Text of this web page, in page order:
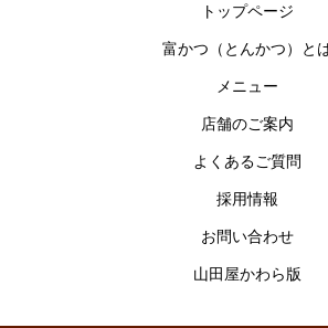
トップページ
富かつ（とんかつ）と
メニュー
店舗のご案内
よくあるご質問
採用情報
お問い合わせ
山田屋かわら版